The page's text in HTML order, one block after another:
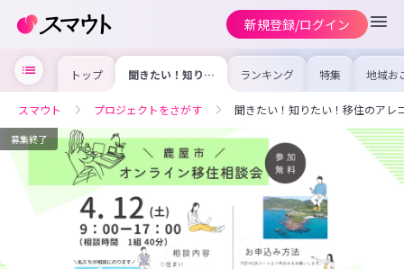
新規登録/ログイン
トップ 聞きたい！知りた
い！移住のアレコ
住相談会を開催し
ます！
ランキング 特集 地域お
の求
を集め
事内容
を比較
合った
けよう
スマウト プロジェクトをさがす 聞きたい！知りたい！移住のアレ
募集終了